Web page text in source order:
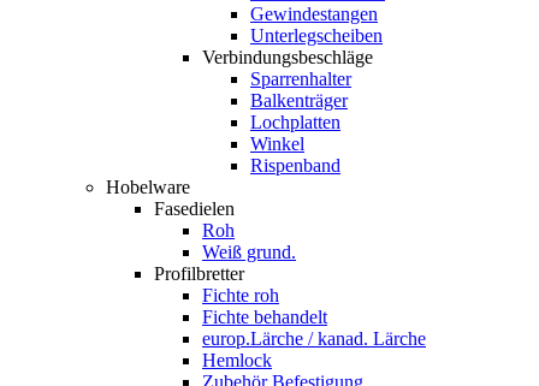
Gewindestangen
Unterlegscheiben
Verbindungsbeschläge
Sparrenhalter
Balkenträger
Lochplatten
Winkel
Rispenband
Hobelware
Fasedielen
Roh
Weiß grund.
Profilbretter
Fichte roh
Fichte behandelt
europ.Lärche / kanad. Lärche
Hemlock
Zubehör Befestigung